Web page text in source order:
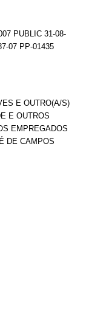
PUBLIC 31-08-
07 PP-01435
E OUTRO(A/S)
E OUTROS
EMPREGADOS
DE CAMPOS